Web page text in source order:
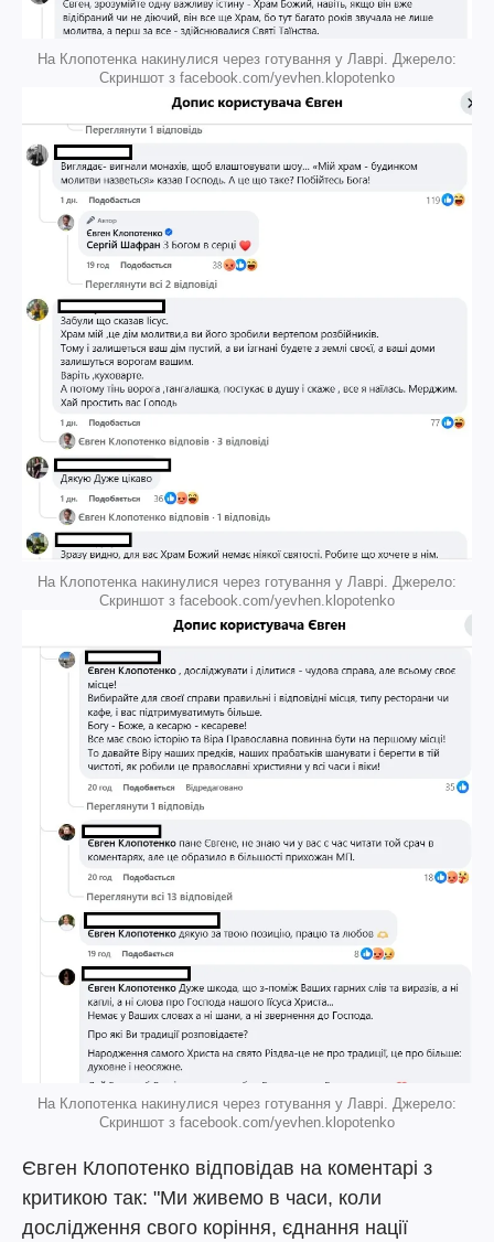
На Клопотенка накинулися через готування у Лаврі. Джерело:
Скриншот з facebook.com/yevhen.klopotenko
На Клопотенка накинулися через готування у Лаврі. Джерело:
Скриншот з facebook.com/yevhen.klopotenko
На Клопотенка накинулися через готування у Лаврі. Джерело:
Скриншот з facebook.com/yevhen.klopotenko
Євген Клопотенко відповідав на коментарі з
критикою так: "Ми живемо в часи, коли
дослідження свого коріння, єднання нації